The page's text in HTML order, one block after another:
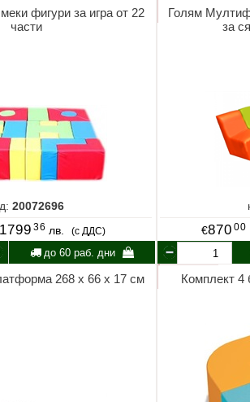
фигури за игра от 22
части
20072696
1799 36 лв. (с ДДС)
до 60 раб. дни
Голям
за
€870 00
268 х 66 х 17 см Комплект 4